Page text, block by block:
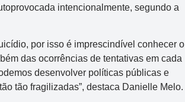
intencionalmente, segundo a
por isso é imprescindível conhecer o
das ocorrências de tentativas em cada
desenvolver políticas públicas e
tão fragilizadas”, destaca Danielle Melo.